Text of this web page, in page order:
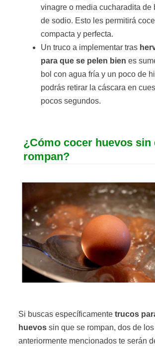
vinagre o media cucharadita de
de sodio. Esto les permitirá
compacta y perfecta.
Un truco a implementar tras
para que se pelen bien es
bol con agua fría y un poco de
podrás retirar la cáscara en
pocos segundos.
¿Cómo cocer huevos sin
rompan?
Si buscas específicamente trucos
huevos sin que se rompan, dos de los
anteriormente mencionados te serán